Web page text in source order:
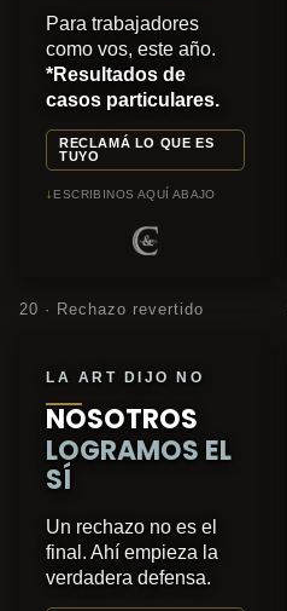
Para trabajadores
como vos, este año.
*Resultados de
casos particulares.
RECLAMÁ LO QUE ES
TUYO
↓ ESCRIBINOS AQUÍ ABAJO
20 · Rechazo revertido
LA ART DIJO NO
NOSOTROS
LOGRAMOS EL
SÍ
Un rechazo no es el
final. Ahí empieza la
verdadera defensa.